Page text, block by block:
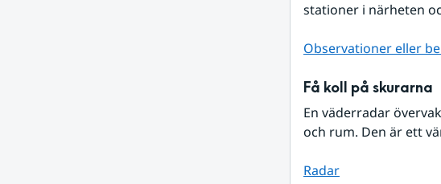
stationer i närheten
Observationer eller
Få koll på skurarna
En väderradar
och rum. Den är ett
Radar